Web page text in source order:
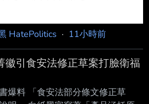
HatePolitics · 11小時前
徽引食安法修正草案打臉衛福
爆料 「食安法部分條文修正草